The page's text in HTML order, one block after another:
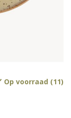
Op voorraad (11)